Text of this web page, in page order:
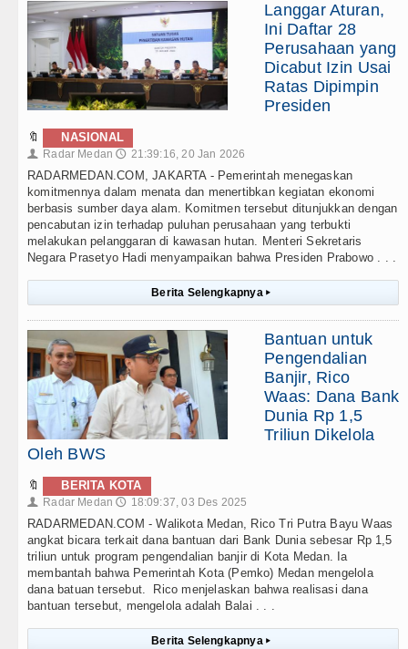
Langgar Aturan,
Ini Daftar 28
Perusahaan yang
Dicabut Izin Usai
Ratas Dipimpin
Presiden
🔖 NASIONAL
👤 Radar Medan 🕔 21:39:16, 20 Jan 2026
RADARMEDAN.COM, JAKARTA - Pemerintah menegaskan
komitmennya dalam menata dan menertibkan kegiatan ekonomi
berbasis sumber daya alam. Komitmen tersebut ditunjukkan dengan
pencabutan izin terhadap puluhan perusahaan yang terbukti
melakukan pelanggaran di kawasan hutan. Menteri Sekretaris
Negara Prasetyo Hadi menyampaikan bahwa Presiden Prabowo . . .
Berita Selengkapnya ▸
Bantuan untuk
Pengendalian
Banjir, Rico
Waas: Dana Bank
Dunia Rp 1,5
Triliun Dikelola
Oleh BWS
🔖 BERITA KOTA
👤 Radar Medan 🕔 18:09:37, 03 Des 2025
RADARMEDAN.COM - Walikota Medan, Rico Tri Putra Bayu Waas
angkat bicara terkait dana bantuan dari Bank Dunia sebesar Rp 1,5
triliun untuk program pengendalian banjir di Kota Medan. Ia
membantah bahwa Pemerintah Kota (Pemko) Medan mengelola
dana batuan tersebut. Rico menjelaskan bahwa realisasi dana
bantuan tersebut, mengelola adalah Balai . . .
Berita Selengkapnya ▸